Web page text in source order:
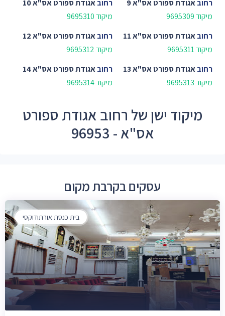
רחובאגודת ספורט אס"א 9
מיקוד 9695309
רחובאגודת ספורט אס"א 10
מיקוד 9695310
רחובאגודת ספורט אס"א 11
מיקוד 9695311
רחובאגודת ספורט אס"א 12
מיקוד 9695312
רחובאגודת ספורט אס"א 13
מיקוד 9695313
רחובאגודת ספורט אס"א 14
מיקוד 9695314
מיקוד ישן של רחוב אגודת ספורט
אס"א - 96953
עסקים בקרבת מקום
בית כנסת אורתודוקסי